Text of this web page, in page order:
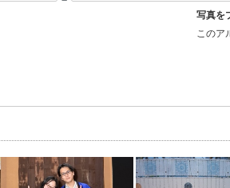
写真を
このア